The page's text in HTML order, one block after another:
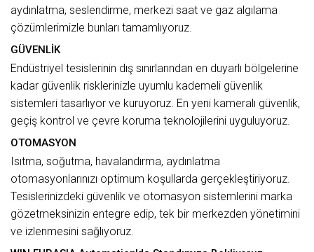
aydınlatma, seslendirme, merkezi saat ve gaz algılama
çözümlerimizle bunları tamamlıyoruz.
GÜVENLİK
Endüstriyel tesislerinin dış sınırlarından en duyarlı bölgelerine
kadar güvenlik risklerinizle uyumlu kademeli güvenlik
sistemleri tasarlıyor ve kuruyoruz. En yeni kameralı güvenlik,
geçiş kontrol ve çevre koruma teknolojilerini uyguluyoruz.
OTOMASYON
Isıtma, soğutma, havalandırma, aydınlatma
otomasyonlarınızı optimum koşullarda gerçekleştiriyoruz.
Tesislerinizdeki güvenlik ve otomasyon sistemlerini marka
gözetmeksinizin entegre edip, tek bir merkezden yönetimini
ve izlenmesini sağlıyoruz.